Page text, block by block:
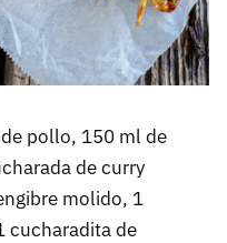
pollo, 150 ml de
de curry
molido, 1
cucharadita de